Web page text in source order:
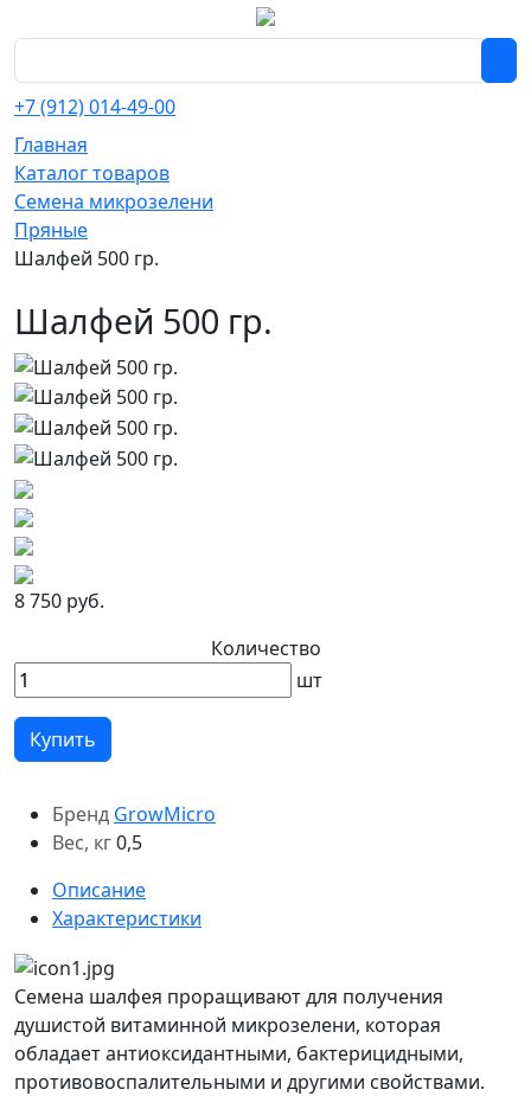
+7 (912) 014-49-00
Главная
Каталог товаров
Семена микрозелени
Пряные
Шалфей 500 гр.
Шалфей 500 гр.
Бренд GrowMicro
Вес, кг0,5
8 750 руб.
Количество
шт
Купить
Описание
Характеристики
Семена шалфея проращивают для получения
душистой витаминной микрозелени, которая
обладает антиоксидантными, бактерицидными,
противовоспалительными и другими свойствами.